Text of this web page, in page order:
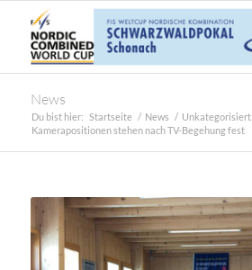
News
Du bist hier: Startseite / News / Unkategorisiert
Kamerapositionen stehen nach TV-Begehung fest